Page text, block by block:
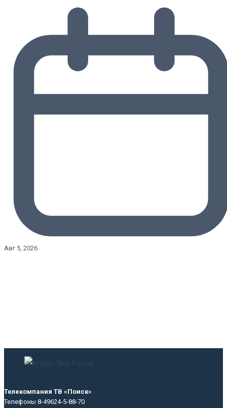
Авг 5, 2026
Телекомпания ТВ «Поиск»
Телефоны 8-49624-5-88-70